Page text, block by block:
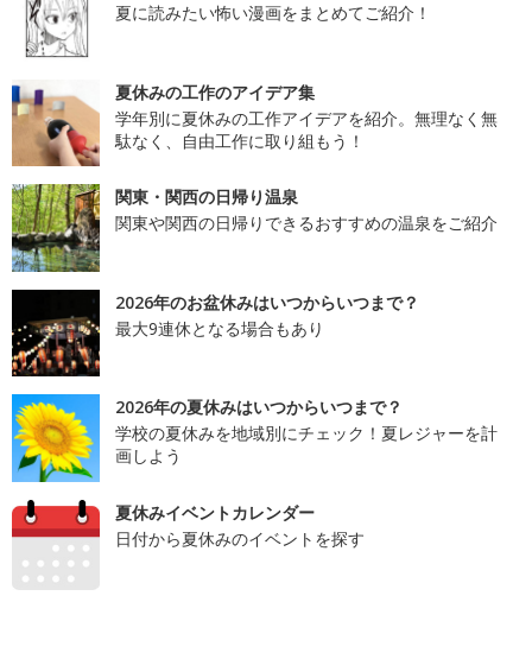
夏に読みたい怖い漫画をまとめてご紹介！
夏休みの工作のアイデア集
学年別に夏休みの工作アイデアを紹介。無理なく無
駄なく、自由工作に取り組もう！
関東・関西の日帰り温泉
関東や関西の日帰りできるおすすめの温泉をご紹介
2026年のお盆休みはいつからいつまで？
最大9連休となる場合もあり
2026年の夏休みはいつからいつまで？
学校の夏休みを地域別にチェック！夏レジャーを計
画しよう
夏休みイベントカレンダー
日付から夏休みのイベントを探す